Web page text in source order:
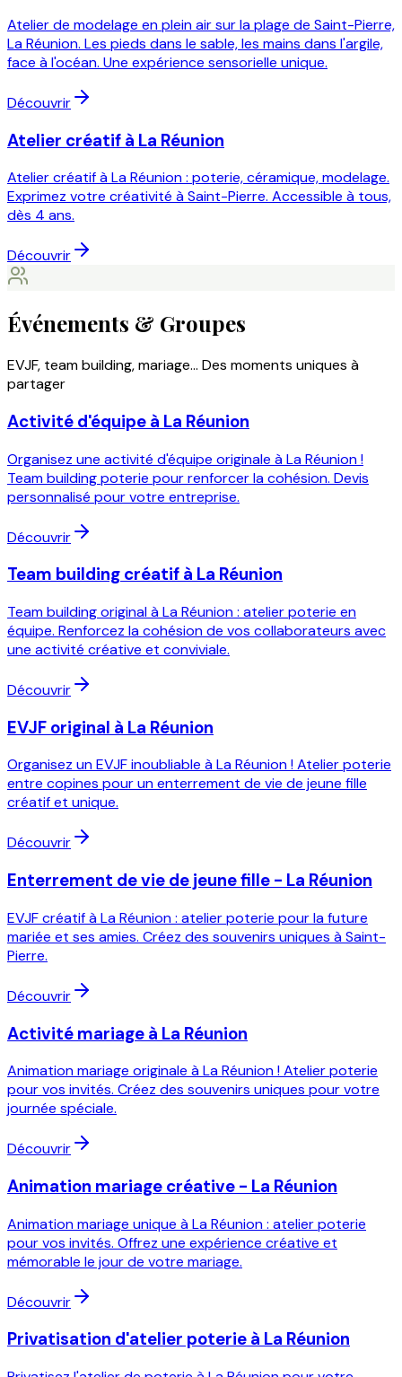
Atelier de modelage en plein air sur la plage de Saint-Pierre,
La Réunion. Les pieds dans le sable, les mains dans l'argile,
face à l'océan. Une expérience sensorielle unique.
Découvrir
Atelier créatif à La Réunion
Atelier créatif à La Réunion : poterie, céramique, modelage.
Exprimez votre créativité à Saint-Pierre. Accessible à tous,
dès 4 ans.
Découvrir
Événements & Groupes
EVJF, team building, mariage... Des moments uniques à
partager
Activité d'équipe à La Réunion
Organisez une activité d'équipe originale à La Réunion !
Team building poterie pour renforcer la cohésion. Devis
personnalisé pour votre entreprise.
Découvrir
Team building créatif à La Réunion
Team building original à La Réunion : atelier poterie en
équipe. Renforcez la cohésion de vos collaborateurs avec
une activité créative et conviviale.
Découvrir
EVJF original à La Réunion
Organisez un EVJF inoubliable à La Réunion ! Atelier poterie
entre copines pour un enterrement de vie de jeune fille
créatif et unique.
Découvrir
Enterrement de vie de jeune fille - La Réunion
EVJF créatif à La Réunion : atelier poterie pour la future
mariée et ses amies. Créez des souvenirs uniques à Saint-
Pierre.
Découvrir
Activité mariage à La Réunion
Animation mariage originale à La Réunion ! Atelier poterie
pour vos invités. Créez des souvenirs uniques pour votre
journée spéciale.
Découvrir
Animation mariage créative - La Réunion
Animation mariage unique à La Réunion : atelier poterie
pour vos invités. Offrez une expérience créative et
mémorable le jour de votre mariage.
Découvrir
Privatisation d'atelier poterie à La Réunion